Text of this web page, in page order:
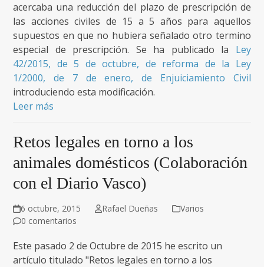
acercaba una reducción del plazo de prescripción de
las acciones civiles de 15 a 5 años para aquellos
supuestos en que no hubiera señalado otro termino
especial de prescripción. Se ha publicado la Ley
42/2015, de 5 de octubre, de reforma de la Ley
1/2000, de 7 de enero, de Enjuiciamiento Civil
introduciendo esta modificación.
Leer más
Retos legales en torno a los
animales domésticos (Colaboración
con el Diario Vasco)
6 octubre, 2015 Rafael Dueñas
Varios
0 comentarios
Este pasado 2 de Octubre de 2015 he escrito un
artículo titulado "Retos legales en torno a los